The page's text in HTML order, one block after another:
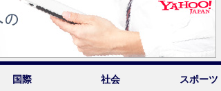
国際 社会 スポーツ